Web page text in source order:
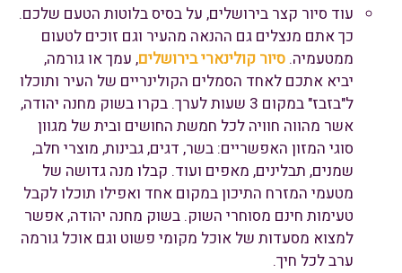
עוד סיור קצר בירושלים, על בסיס בלוטות הטעם שלכם.
כך אתם מנצלים גם ההנאה מהעיר וגם זוכים לטעום
ממטעמיה. סיור קולינארי בירושלים, עמך או גורמה,
יביא אתכם לאחד הסמלים הקולינריים של העיר ותוכלו
ל"בזבז" במקום 3 שעות לערך. בקרו בשוק מחנה יהודה,
אשר מהווה חוויה לכל חמשת החושים ובית של מגוון
סוגי המזון האפשריים: בשר, דגים, גבינות, מוצרי חלב,
שמנים, תבלינים, מאפים ועוד. קבלו מנה גדושה של
מטעמי המזרח התיכון במקום אחד ואפילו תוכלו לקבל
טעימות חינם מסוחרי השוק. בשוק מחנה יהודה, אפשר
למצוא מסעדות של אוכל מקומי פשוט וגם אוכל גורמה
ערב לכל חיך.